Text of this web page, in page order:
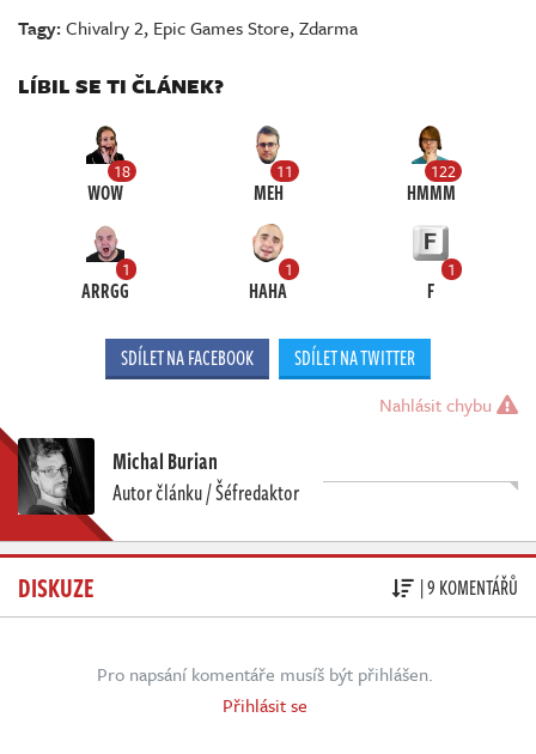
Tagy:Chivalry 2, Epic Games Store,Zdarma
LÍBIL SE TI ČLÁNEK?
18
WOW
11
MEH
122
HMMM
1
ARRGG
1
HAHA
1
F
SDÍLET NA FACEBOOK SDÍLET NA TWITTER
Nahlásit chybu
Michal Burian
Autor článku / Šéfredaktor
DISKUZE | 9 KOMENTÁŘŮ
Pro napsání komentáře musíš být přihlášen.
Přihlásit se